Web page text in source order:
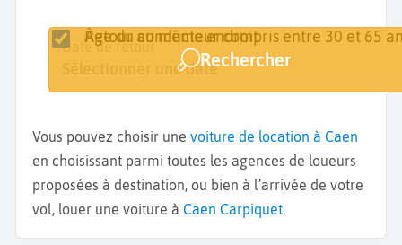
Lieu de retrait
Date de retrait
Sélectionner une date
Date de retour
Sélectionner une date
Retour au même endroit
Âge du conducteur compris entre 30 et 65
Rechercher
Vous pouvez choisir une voiture de location à Caen
en choisissant parmi toutes les agences de loueurs
proposées à destination, ou bien à l’arrivée de votre
vol, louer une voiture à Caen Carpiquet.